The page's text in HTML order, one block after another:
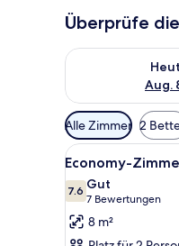
Überprüfe
Aug.
Überprüfe die
Verfügbare
Filter
für
Zimmer
Alle Zimmer 2
Alle
Fotos
für
Economy-
Zimmer,
5
Economy-
7.67.6 von 10
Gut
7 Bewertungen
(7
Bewertungen)
8 m²